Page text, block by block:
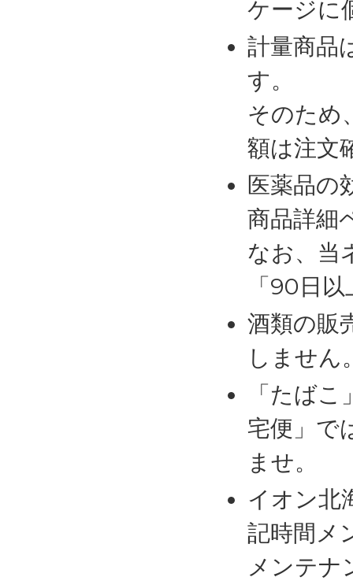
ケージに
計量商品
す。
そのため
額は注文
医薬品の
商品詳細
なお、当
「90日
酒類の販
しません
「たば
宅便」で
ませ。
イオン北
記時間メ
メンテナ